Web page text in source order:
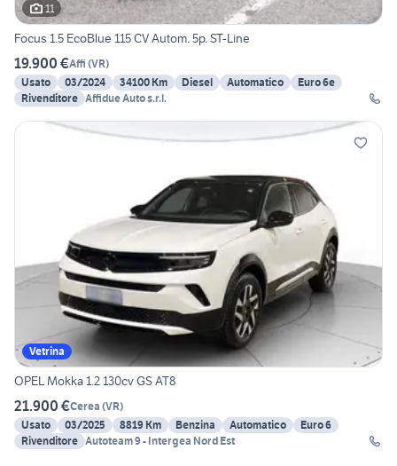
11
Focus 1.5 EcoBlue 115 CV Autom. 5p. ST-Line
19.900 €Affi (VR)
Usato
03/2024 34100 Km Diesel Automatico
Euro 6e
Rivenditore Affidue Auto s.r.l.
Vetrina
OPEL Mokka 1.2 130cv GS AT8
21.900 €Cerea (VR)
Usato
03/2025 8819 Km Benzina Automatico
Euro 6
Rivenditore Autoteam 9 - Intergea Nord Est